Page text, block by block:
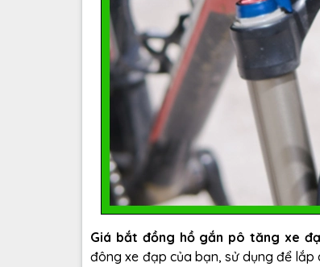
Giá bắt đồng hồ gắn pô tăng xe
đông xe đạp của bạn, sử dụng để